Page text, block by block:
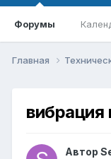
Форумы
Главная
вибрация
Автор